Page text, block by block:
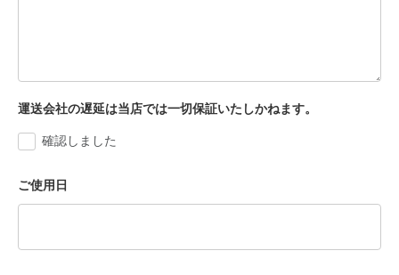
運送会社の遅延は当店では一切保証いたしかねます。
確認しました
ご使用日